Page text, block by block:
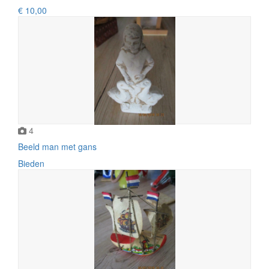
€ 10,00
4
Beeld man met gans
Bieden